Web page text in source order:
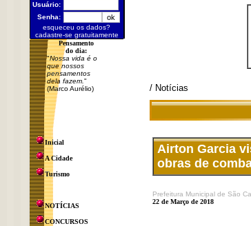
Usuário:
Senha:
esqueceu os dados?
cadastre-se gratuitamente
Pensamento
do dia:
"Nossa vida é o
que nossos
pensamentos
dela fazem. "
(Marco Aurélio)
Inicial
A Cidade
Turismo
NOTÍCIAS
CONCURSOS
/ Notícias
Airton Garcia
obras de
Prefeitura Municipal de São
22 de Março de 2018